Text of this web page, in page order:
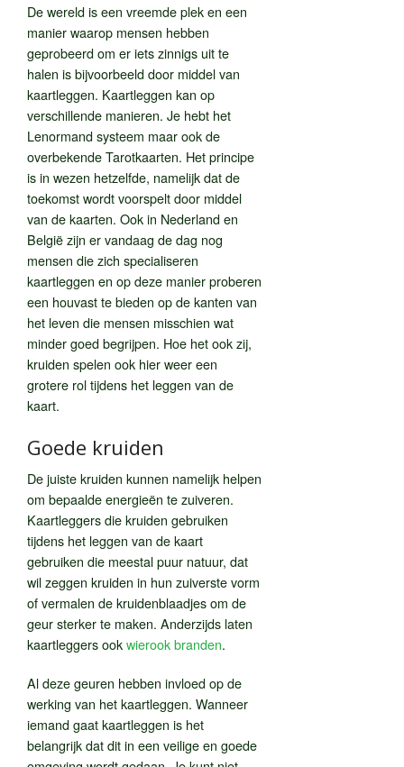
De wereld is een vreemde plek en een
manier waarop mensen hebben
geprobeerd om er iets zinnigs uit te
halen is bijvoorbeeld door middel van
kaartleggen. Kaartleggen kan op
verschillende manieren. Je hebt het
Lenormand systeem maar ook de
overbekende Tarotkaarten. Het principe
is in wezen hetzelfde, namelijk dat de
toekomst wordt voorspelt door middel
van de kaarten. Ook in Nederland en
België zijn er vandaag de dag nog
mensen die zich specialiseren
kaartleggen en op deze manier proberen
een houvast te bieden op de kanten van
het leven die mensen misschien wat
minder goed begrijpen. Hoe het ook zij,
kruiden spelen ook hier weer een
grotere rol tijdens het leggen van de
kaart.
Goede kruiden
De juiste kruiden kunnen namelijk helpen
om bepaalde energieën te zuiveren.
Kaartleggers die kruiden gebruiken
tijdens het leggen van de kaart
gebruiken die meestal puur natuur, dat
wil zeggen kruiden in hun zuiverste vorm
of vermalen de kruidenblaadjes om de
geur sterker te maken. Anderzijds laten
kaartleggers ookwierook branden.
Al deze geuren hebben invloed op de
werking van het kaartleggen. Wanneer
iemand gaat kaartleggen is het
belangrijk dat dit in een veilige en goede